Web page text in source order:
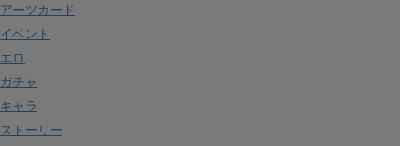
アーツカード
イベント
エロ
ガチャ
キャラ
ストーリー